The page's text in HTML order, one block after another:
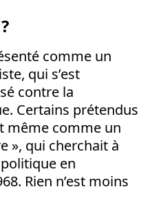
comme un
qui s’est
contre la
Certains prétendus
même comme un
», qui cherchait à
en
Rien n’est moins